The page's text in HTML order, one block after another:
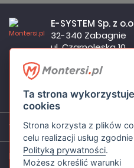
17:00
E-SYSTEM Sp. z
32-340 Zabagnie
ul. Czarnoleska 10
Wsparcie
Informacje
Ta strona
cookies
Strona korzysta z plików
celu realizacji usług
Polityką prywatności.
Możesz określić warunki